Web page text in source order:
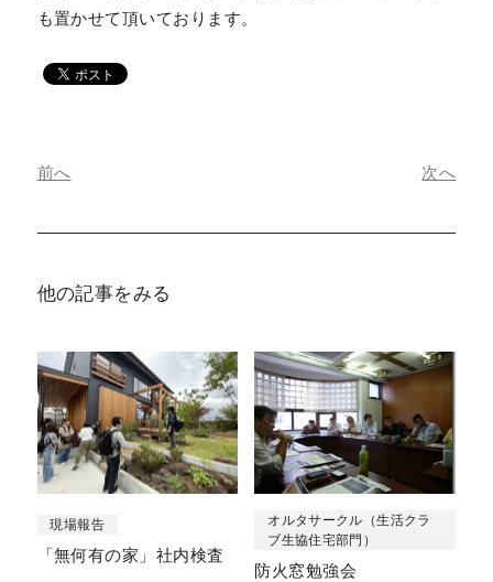
も置かせて頂いております。
前へ 次へ
他の記事をみる
現場報告
「無何有の家」社内検査
オルタサークル（生活クラ
ブ生協住宅部門）
防火窓勉強会